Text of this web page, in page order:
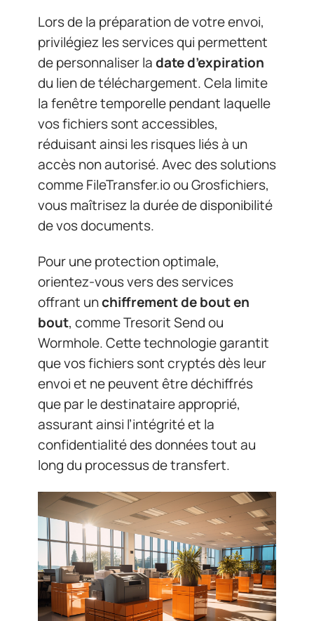
Lors de la préparation de votre envoi,
privilégiez les services qui permettent
de personnaliser ladate d’expiration
du lien de téléchargement. Cela limite
la fenêtre temporelle pendant laquelle
vos fichiers sont accessibles,
réduisant ainsi les risques liés à un
accès non autorisé. Avec des solutions
comme FileTransfer.io ou Grosfichiers,
vous maîtrisez la durée de disponibilité
de vos documents.
Pour une protection optimale,
orientez-vous vers des services
offrant unchiffrement de bout en
bout, comme Tresorit Send ou
Wormhole. Cette technologie garantit
que vos fichiers sont cryptés dès leur
envoi et ne peuvent être déchiffrés
que par le destinataire approprié,
assurant ainsi l’intégrité et la
confidentialité des données tout au
long du processus de transfert.